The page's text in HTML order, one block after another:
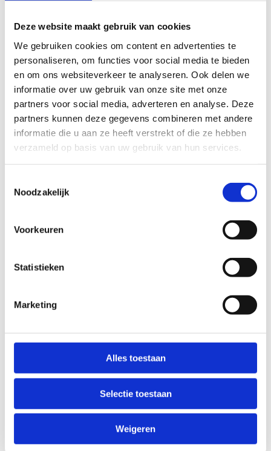
Deze website maakt gebruik van cookies
We gebruiken cookies om content en advertenties te
personaliseren, om functies voor social media te bieden
en om ons websiteverkeer te analyseren. Ook delen we
informatie over uw gebruik van onze site met onze
partners voor social media, adverteren en analyse. Deze
partners kunnen deze gegevens combineren met andere
informatie die u aan ze heeft verstrekt of die ze hebben
verzameld op basis van uw gebruik van hun services.
Noodzakelijk
Voorkeuren
Statistieken
Marketing
Alles toestaan
Selectie toestaan
Weigeren
Inschrijfformulier
Infosessie 1 november (van 9.00 tot 9.30
Gratis mini-opleiding 1 november (van
Anti-Robot Verification